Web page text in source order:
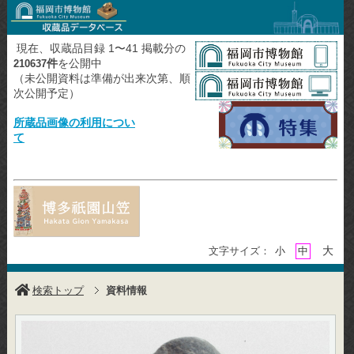
現在、収蔵品目録 1〜41 掲載分の
210637件を公開中
（未公開資料は準備が出来次第、順
次公開予定）
所蔵品画像の利用につい
て
文字サイズ： 小 中 大
検索トップ 資料情報